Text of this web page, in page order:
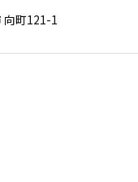
向町121-1